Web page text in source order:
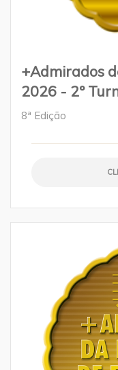
+Admirados
2026 - 2º
8ª Edição